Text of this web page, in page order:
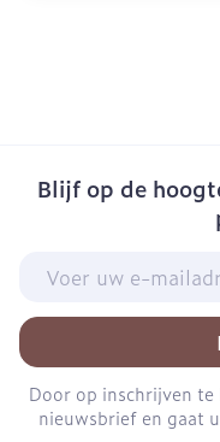
Blijf op de
Door op inschrijven
nieuwsbrief en gaat